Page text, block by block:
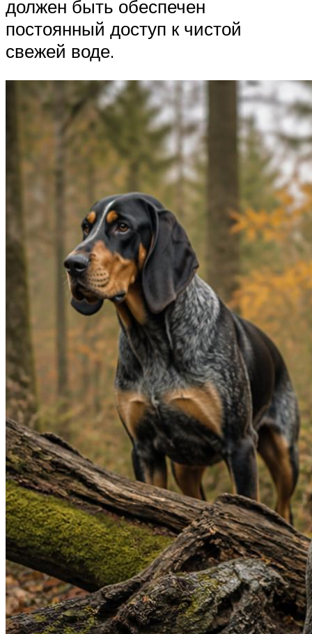
должен быть обеспечен
постоянный доступ к чистой
свежей воде.